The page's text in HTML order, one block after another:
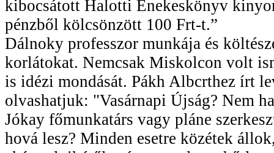
kibocsátott Halotti Énekeskönyv
pénzből kölcsönzött 100 Frt-t.”
Dálnoky professzor munkája és
korlátokat. Nemcsak Miskolcon volt
is idézi mondását. Pákh Albcrthez írt
olvashatjuk: "Vasárnapi Újság? Nem
Jókay főmunkatárs vagy pláne
hová lesz? Minden esetre közétek